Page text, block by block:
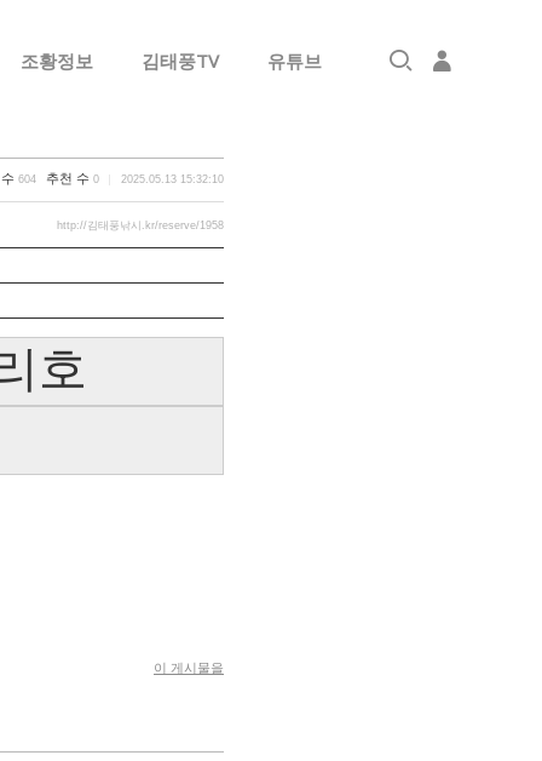
조황정보 김태풍TV 유튜브
604 추천 수 0 2025.05.13 15:32:10
http://김태풍낚시.kr/reserve/1958
호
이 게시물을